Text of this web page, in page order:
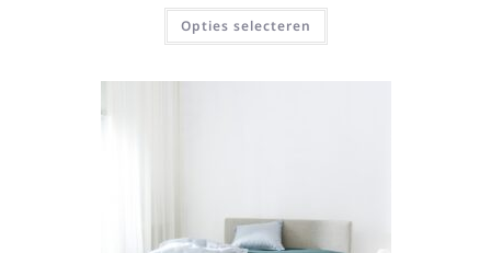
Opties selecteren